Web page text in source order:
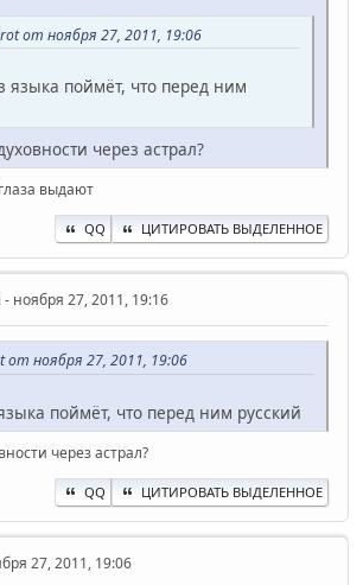
от ноября 27, 2011, 19:06
языка поймёт, что перед ним
через астрал?
выдают
QQ ЦИТИРОВАТЬ ВЫДЕЛЕННОЕ
- ноября 27, 2011, 19:16
ноября 27, 2011, 19:06
поймёт, что перед ним русский
через астрал?
QQ ЦИТИРОВАТЬ ВЫДЕЛЕННОЕ
27, 2011, 19:06